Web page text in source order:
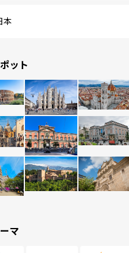
本
ット
マ